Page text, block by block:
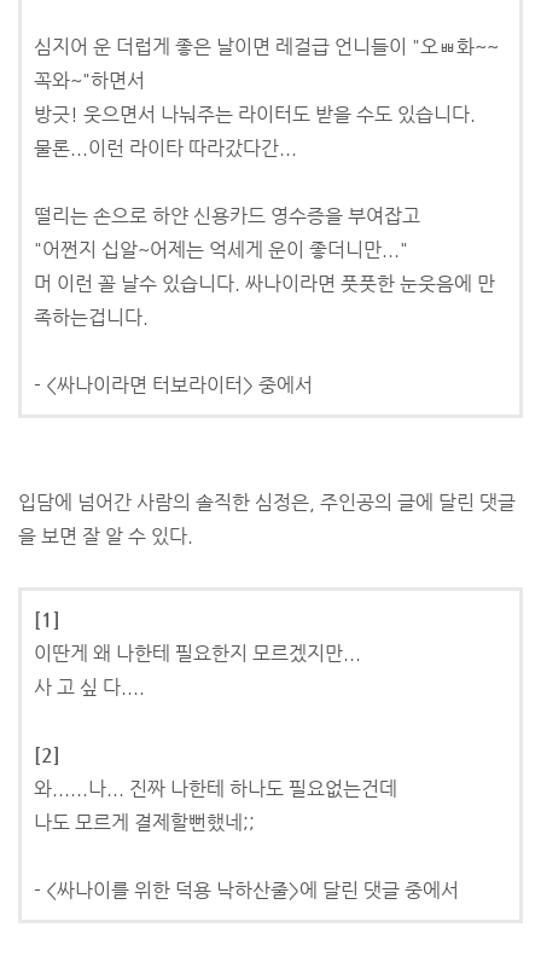
심지어 운 더럽게 좋은 날이면 레걸급 언니들이 "오ㅃ화~~
꼭와~"하면서
방긋! 웃으면서 나눠주는 라이터도 받을 수도 있습니다.
물론...이런 라이타 따라갔다간...
떨리는 손으로 하얀 신용카드 영수증을 부여잡고
"어쩐지 십알~어제는 억세게 운이 좋더니만..."
머 이런 꼴 날수 있습니다. 싸나이라면 풋풋한 눈웃음에 만
족하는겁니다.
- <싸나이라면 터보라이터> 중에서
입담에 넘어간 사람의 솔직한 심정은, 주인공의 글에 달린 댓글
을 보면 잘 알 수 있다.
[1]
이딴게 왜 나한테 필요한지 모르겠지만...
사 고 싶 다....
[2]
와......나... 진짜 나한테 하나도 필요없는건데
나도 모르게 결제할뻔했네;;
- <싸나이를 위한 덕용 낙하산줄>에 달린 댓글 중에서